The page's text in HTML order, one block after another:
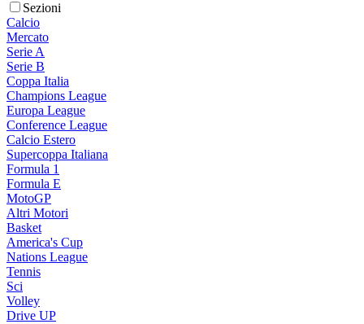
Sezioni
Calcio
Mercato
Serie A
Serie B
Coppa Italia
Champions League
Europa League
Conference League
Calcio Estero
Supercoppa Italiana
Formula 1
Formula E
MotoGP
Altri Motori
Basket
America's Cup
Nations League
Tennis
Sci
Volley
Drive UP